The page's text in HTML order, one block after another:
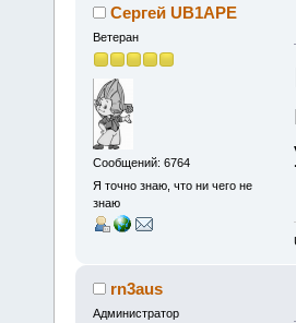
Сергей UB1APE
Ветеран
Сообщений: 6764
Я точно знаю, что ни чего не
знаю
rn3aus
Администратор